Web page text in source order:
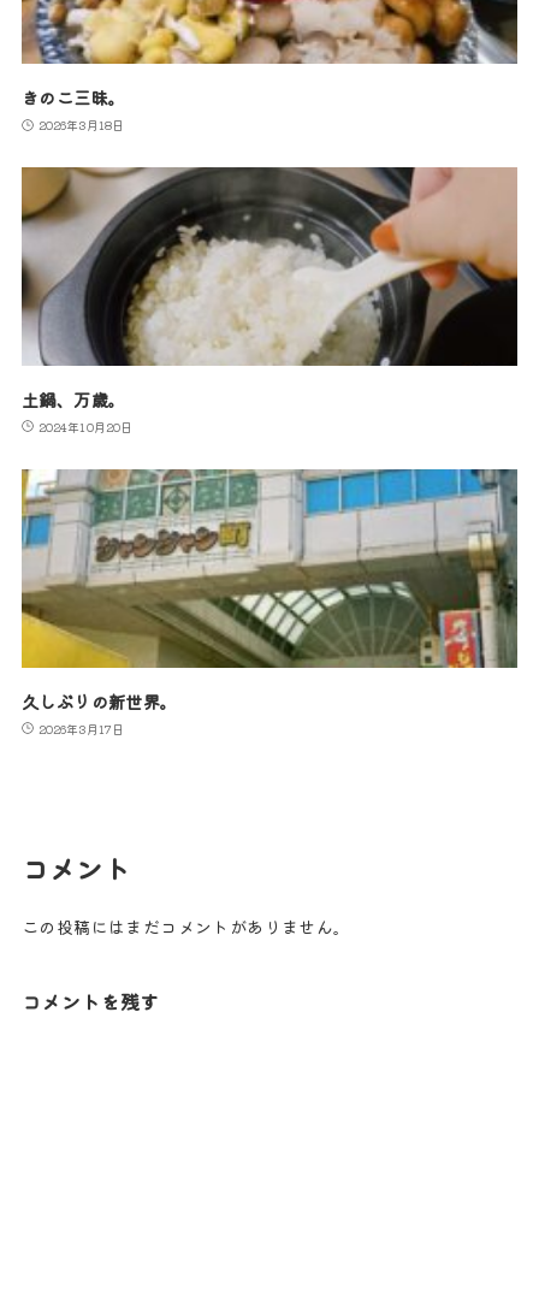
きのこ三昧。
2026年3月18日
土鍋、万歳。
2024年10月20日
久しぶりの新世界。
2026年3月17日
コメント
この投稿にはまだコメントがありません。
コメントを残す